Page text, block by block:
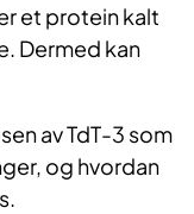
et protein kalt
Dermed kan
av TdT-3 som
og hvordan